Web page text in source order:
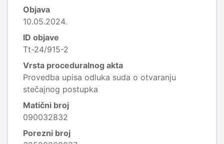
Objava
10.05.2024.
ID objave
Tt-24/915-2
Vrsta proceduralnog akta
Provedba upisa odluka suda o otvaranju
stečajnog postupka
Matični broj
090032832
Porezni broj